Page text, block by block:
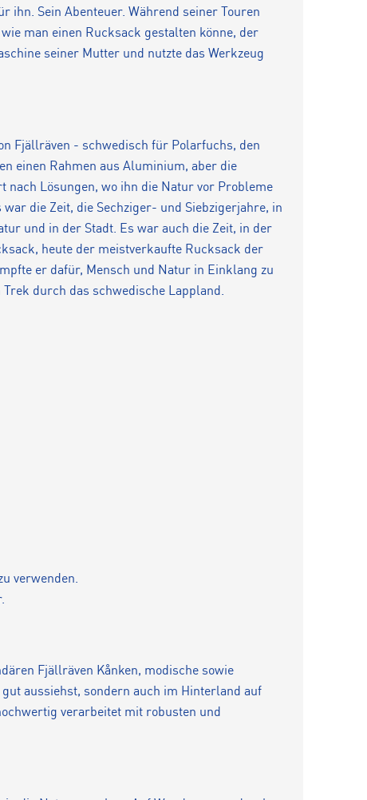
ihn. Sein Abenteuer. Während seiner Touren
man einen Rucksack gestalten könne, der
seiner Mutter und nutzte das Werkzeug
Fjällräven - schwedisch für Polarfuchs, den
einen Rahmen aus Aluminium, aber die
nach Lösungen, wo ihn die Natur vor Probleme
die Zeit, die Sechziger- und Siebzigerjahre, in
und in der Stadt. Es war auch die Zeit, in der
heute der meistverkaufte Rucksack der
er dafür, Mensch und Natur in Einklang zu
durch das schwedische Lappland.
verwenden.
Fjällräven Kånken, modische sowie
aussiehst, sondern auch im Hinterland auf
verarbeitet mit robusten und